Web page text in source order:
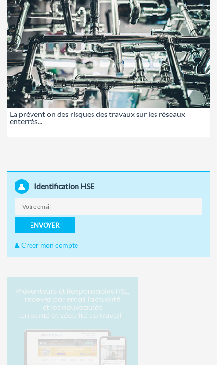
La prévention des risques des travaux sur les réseaux
enterrés...
Identification HSE
ENVOYER
Créer mon compte